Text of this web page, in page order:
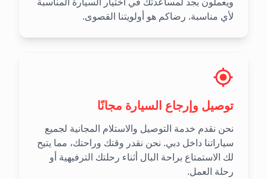
لأي مناسبة. رضاكم هو أولويتنا القصوى.
توصيل وإرجاع السيارة مجانًا
نحن نقدم خدمة التوصيل والاستلام المجانية لجميع
سياراتنا داخل دبي. نحن نقدر وقتك وراحتك، مما يتيح
لك الاستمتاع براحة البال أثناء رحلتك الترفيهية أو
رحلة العمل.